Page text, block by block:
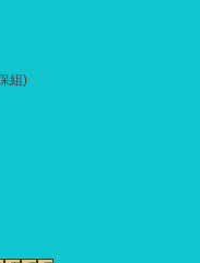
組)